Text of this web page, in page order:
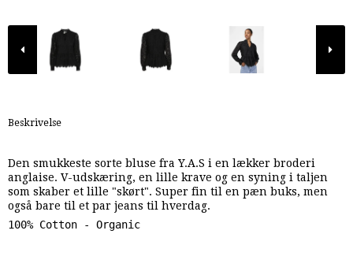
Beskrivelse
Den smukkeste sorte bluse fra Y.A.S i en lækker broderi
anglaise. V-udskæring, en lille krave og en syning i taljen
som skaber et lille "skørt". Super fin til en pæn buks, men
også bare til et par jeans til hverdag.
100% Cotton - Organic